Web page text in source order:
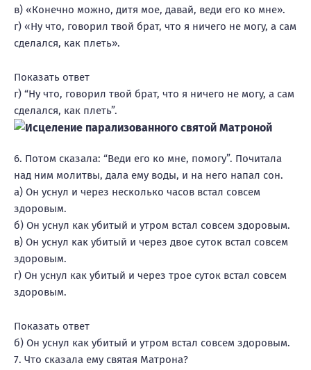
в) «Конечно можно, дитя мое, давай, веди его ко мне».
г) «Ну что, говорил твой брат, что я ничего не могу, а сам
сделался, как плеть».
Показать ответ
г) “Ну что, говорил твой брат, что я ничего не могу, а сам
сделался, как плеть”.
6. Потом сказала: “Веди его ко мне, помогу”. Почитала
над ним молитвы, дала ему воды, и на него напал сон.
а) Он уснул и через несколько часов встал совсем
здоровым.
б) Он уснул как убитый и утром встал совсем здоровым.
в) Он уснул как убитый и через двое суток встал совсем
здоровым.
г) Он уснул как убитый и через трое суток встал совсем
здоровым.
Показать ответ
б) Он уснул как убитый и утром встал совсем здоровым.
7. Что сказала ему святая Матрона?